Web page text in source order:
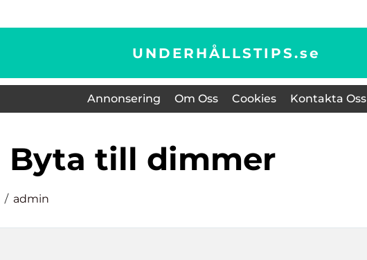
UNDERHÅLLSTIPS.se
Annonsering Om Oss Cookies Kontakta Oss
byta till dimmer
admin